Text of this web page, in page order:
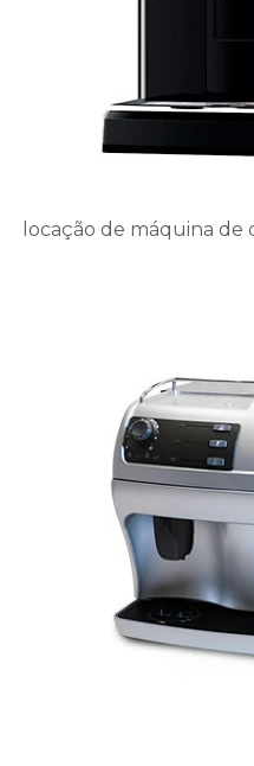
locação de máquina de